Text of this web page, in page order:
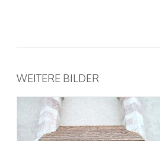
WEITERE BILDER